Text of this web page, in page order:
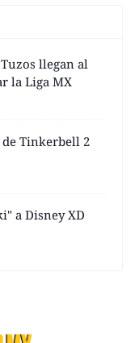
llegan al
la Liga MX
de Tinkerbell 2
a Disney XD